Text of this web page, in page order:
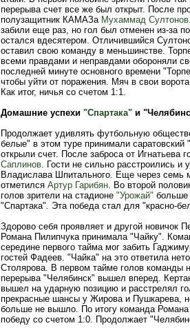
перерыва счет все же был открыт. После
полузащитник КАМАЗа Мухаммад Султонов
забили еще раз, но гол был отменен из-за
остался вдесятером. Отличившийся
оставил свою команду в меньшинстве.
всеми правдами и неправдами обороняли
последней минуте основного времени
чтобы уйти от поражения. Мяч в свои
Как итог, ничья со счетом 1:1.
Домашние успехи "Спартака"и
Продолжает удивлять футбольную
белые" в этом туре принимали
открыли счет. После заброса от Игнатьева
Саплинов. Гости не сильно расстроились и
Владислава Шпитального. Еще через семь
отметился Артур Гарибян. Во второй
голов зрители на стадионе "Урожай" больше
"Спартака". Эта победа стал для "красно-
Здорово себя проявляет и другой новичок
Романа Пилипчука принимала "Чайку".
середине первого тайма мог забить
гостей Фадеев. "Чайка" на это ответила
Столярова. В первом тайме голов команды
перерыва "Челябинск" вышел вперед.
вышел на ударную позицию и расстрелял
прекрасные шансы у Жирова и Пушкарева,
больше не вышло. По итогу команда
победу со счетом 1:0. Продолжает